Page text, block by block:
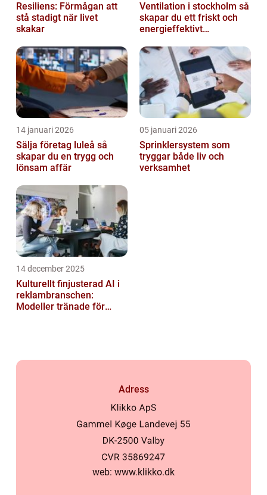
Resiliens: Förmågan att
stå stadigt när livet
skakar
Ventilation i stockholm så
skapar du ett friskt och
energieffektivt
14 januari 2026
Sälja företag luleå så
skapar du en trygg och
lönsam affär
05 januari 2026
Sprinklersystem som
tryggar både liv och
verksamhet
14 december 2025
Kulturellt finjusterad AI i
reklambranschen:
Modeller tränade för
Adress
web: www.klikko.dk